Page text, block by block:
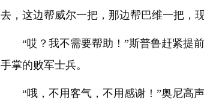
去，这边帮威尔一把，那边帮巴维一把，
“哎？我不需要帮助！”斯普鲁赶紧提
手掌的败军士兵。
“哦，不用客气，不用感谢！”奥尼高